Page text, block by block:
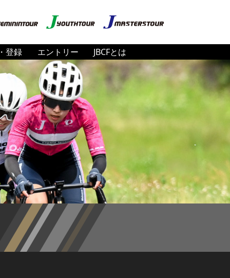
登録 エントリー JBCFとは